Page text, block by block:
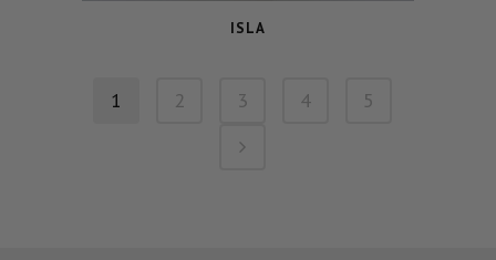
ISLA
1 2 3 4 5